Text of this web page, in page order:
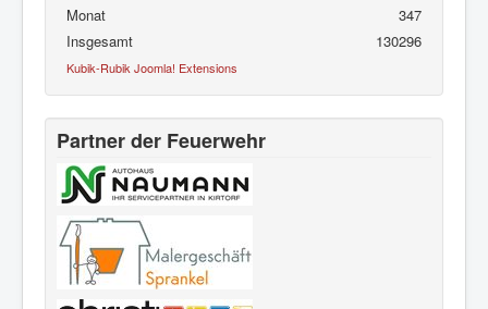
Monat
347
Insgesamt
130296
Kubik-Rubik Joomla! Extensions
Partner der Feuerwehr